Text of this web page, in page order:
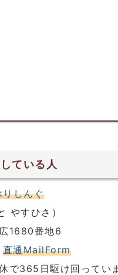
ている人
りしんぐ
やすひさ）
1680番地6
直通MailForm
で365日駆け回ってい